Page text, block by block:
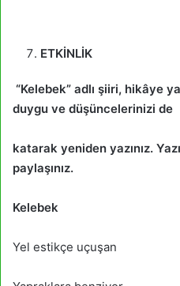
ETKİNLİK
“Kelebek” adlı şiiri, hikâye
duygu ve düşüncelerinizi de
katarak yeniden yazınız.
paylaşınız.
Kelebek
Yel estikçe uçuşan